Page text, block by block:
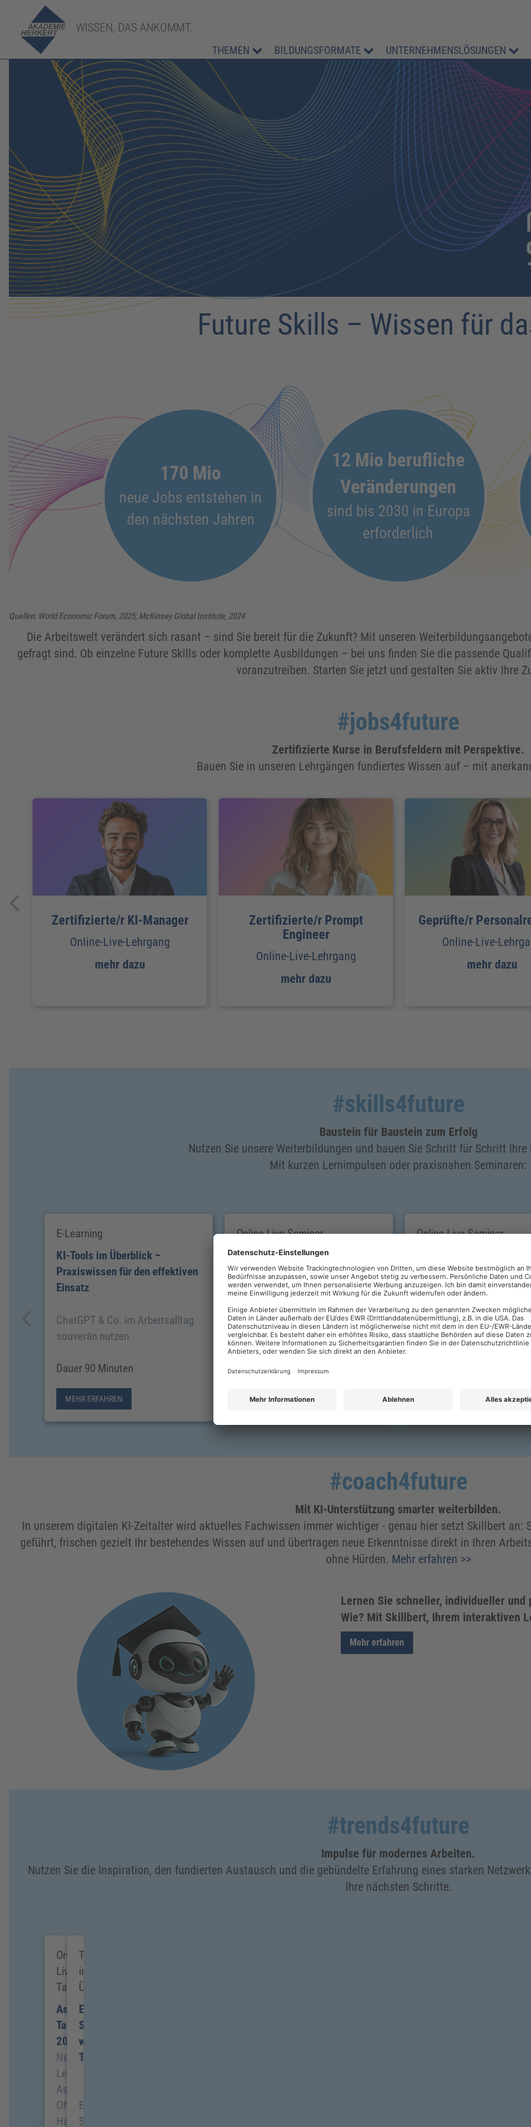
WISSEN, DAS ANKOMMT.
THEMEN BILDUNGSFORMATE UNTERNEHMENSLÖSUNGEN
Future Skills – Wissen für
170 Mio
neue Jobs entstehen in
den nächsten Jahren
12 Mio berufliche
Veränderungen
sind bis 2030 in Europa
erforderlich
Quellen: World Economic Forum, 2025; McKinsey Global Institute, 2024
Die Arbeitswelt verändert sich rasant – sind Sie bereit für die Zukunft? Mit unseren
gefragt sind. Ob einzelne Future Skills oder komplette Ausbildungen – bei uns finden Sie die passende
voranzutreiben. Starten Sie jetzt und gestalten Sie aktiv Ihre
#jobs4future
Zertifizierte Kurse in Berufsfeldern mit Perspektive.
Bauen Sie in unseren Lehrgängen fundiertes Wissen auf – mit
Zertifizierte/r KI-Manager
Online-Live-Lehrgang
mehr dazu
Zertifizierte/r Prompt
Engineer
Online-Live-Lehrgang
mehr dazu
Geprüfte/r
Online-Live-
mehr dazu
#skills4future
Baustein für Baustein zum Erfolg
Nutzen Sie unsere Weiterbildungen und bauen Sie Schritt für Schritt
Mit kurzen Lernimpulsen oder praxisnahen Seminaren:
E-Learning
KI-Tools im Überblick –
Praxiswissen für den effektiven
Einsatz
ChatGPT & Co. im Arbeitsalltag
souverän nutzen
Dauer 90 Minuten
MEHR ERFAHREN
Online-Live-Seminar
ChatGPT I – KI für die
Arbeitswelt nutzen
Chancen – Risiken –
Anwendungsfelder
Dauer 3 Stunden
MEHR ERFAHREN
Online-Live-Seminar
ausländischer Fachkräfte
Rechtliche
für eine sichere
#coach4future
Mit KI-Unterstützung smarter weiterbilden.
In unserem digitalen KI-Zeitalter wird aktuelles Fachwissen immer wichtiger - genau hier setzt Skillbert an:
geführt, frischen gezielt Ihr bestehendes Wissen auf und übertragen neue Erkenntnisse direkt in Ihren
ohne Hürden. Mehr erfahren >>
Lernen Sie schneller, individueller
Wie? Mit Skillbert, Ihrem interaktiven
Mehr erfahren
#trends4future
Impulse für modernes Arbeiten.
Nutzen Sie die Inspiration, den fundierten Austausch und die gebündelte Erfahrung eines starken
Ihre nächsten Schritte.
Online-
Live-
Tagung
Assistenz-
Tagung
2027
Next
Level
Assistenz:
Office
Hacks,
Tagungen
im
Überblick
Entdecken
Sie
weitere
Themen
Erweitern
Sie